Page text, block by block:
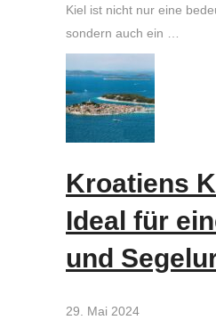
Kiel ist nicht nur eine
sondern auch ein …
Kroatiens
Ideal für
und
29. Mai 2024